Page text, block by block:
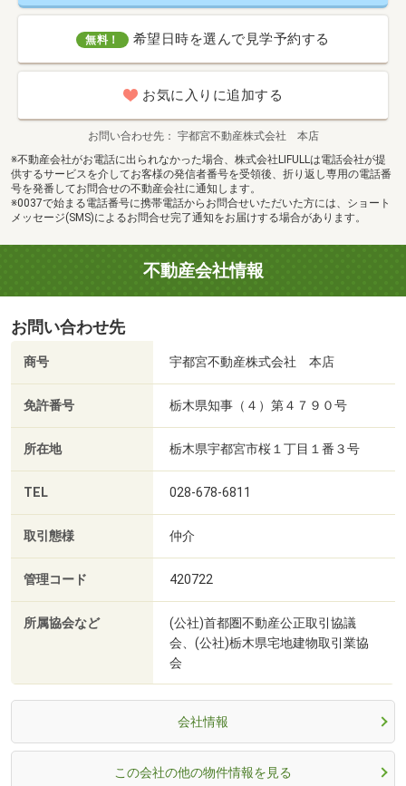
無料！ 希望日時を選んで見学予約する
お気に入りに追加する
お問い合わせ先
宇都宮不動産株式会社 本店
※不動産会社がお電話に出られなかった場合、株式会社LIFULLは電話会社が提
供するサービスを介してお客様の発信者番号を受領後、折り返し専用の電話番
号を発番してお問合せの不動産会社に通知します。
※0037で始まる電話番号に携帯電話からお問合せいただいた方には、ショート
メッセージ(SMS)によるお問合せ完了通知をお届けする場合があります。
不動産会社情報
お問い合わせ先
商号 宇都宮不動産株式会社 本店
免許番号 栃木県知事（４）第４７９０号
所在地 栃木県宇都宮市桜１丁目１番３号
TEL 028-678-6811
取引態様 仲介
管理コード 420722
所属協会など
(公社)首都圏不動産公正取引協議
会、(公社)栃木県宅地建物取引業協
会
会社情報
この会社の他の物件情報を見る